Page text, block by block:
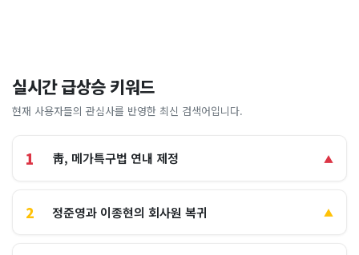
실시간 급상승 키워드
현재 사용자들의 관심사를 반영한 최신 검색어입니다.
1 靑, 메가특구법 연내 제정 ▲
2 정준영과 이종현의 회사원 복귀 ▲